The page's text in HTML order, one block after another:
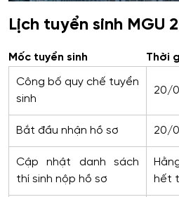
Lịch tuyển sinh MGU
Mốc tuyển sinh Thời
Công bố quy chế tuyển
sinh
20/
Bắt đầu nhận hồ sơ 20/
Cập nhật danh sách
thí sinh nộp hồ sơ
hết